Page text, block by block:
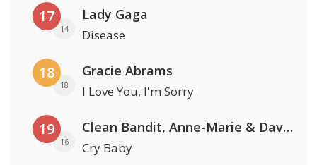
17
14
Lady Gaga
Disease
18
18
Gracie Abrams
I Love You, I'm Sorry
19
16
Clean Bandit, Anne-Marie & David Guetta
Cry Baby